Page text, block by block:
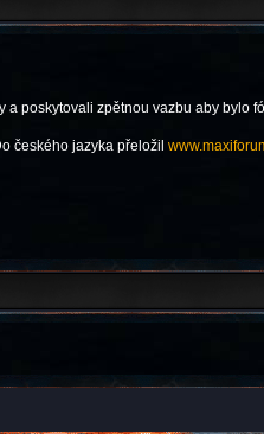
poskytovali zpětnou vazbu aby bylo
českého jazyka přeložil